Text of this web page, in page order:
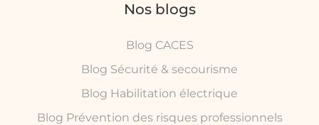
Nos blogs
Blog CACES
Blog Sécurité & secourisme
Blog Habilitation électrique
Blog Prévention des risques professionnels